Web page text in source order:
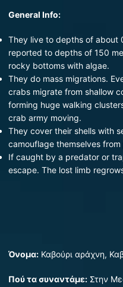
General Info:
They live to depths of about
reported to depths of 150
rocky bottoms with algae.
They do mass migrations.
crabs migrate from shallow
forming huge walking
crab army moving.
They cover their shells with
camouflage themselves
If caught by a predator or
escape. The lost limb
Όνομα: Καβούρι αράχνη,
Πού τα συναντάμε: Στην